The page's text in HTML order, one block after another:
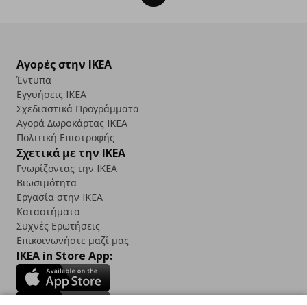
Αγορές στην IKEA
Έντυπα
Εγγυήσεις IKEA
Σχεδιαστικά Προγράμματα
Αγορά Δωρoκάρτας IKEA
Πολιτική Επιστροφής
Σχετικά με την IKEA
Γνωρίζοντας την IKEA
Βιωσιμότητα
Εργασία στην IKEA
Καταστήματα
Συχνές Ερωτήσεις
Επικοινωνήστε μαζί μας
IKEA in Store App: